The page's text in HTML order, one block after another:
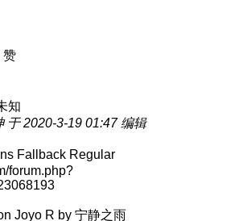
赞
知
于 2020-3-19 01:47 编辑
Fallback Regular
forum.php?
Joyo R by 宁静之雨